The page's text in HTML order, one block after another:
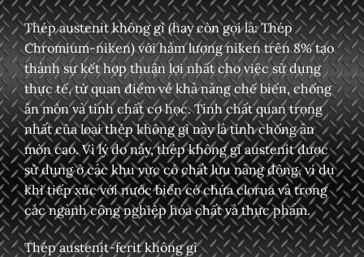
Thép austenit không gỉ (hay còn gọi là: Thép
Chromium-niken) với hàm lượng niken trên 8% tạo
thành sự kết hợp thuận lợi nhất cho việc sử dụng
thực tế, từ quan điểm về khả năng chế biến, chống
ăn mòn và tính chất cơ học. Tính chất quan trọng
nhất của loại thép không gỉ này là tính chống ăn
mòn cao. Vì lý do này, thép không gỉ austenit được
sử dụng ở các khu vực có chất lưu năng động, ví dụ
khi tiếp xúc với nước biển có chứa clorua và trong
các ngành công nghiệp hóa chất và thực phẩm.
Thép austenit-ferit không gỉ